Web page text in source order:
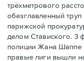
трёхметровoго
обезглавленный
парижской
делом Cтавиского. 3
полиции Жана Шаппе
правые лиги вышли